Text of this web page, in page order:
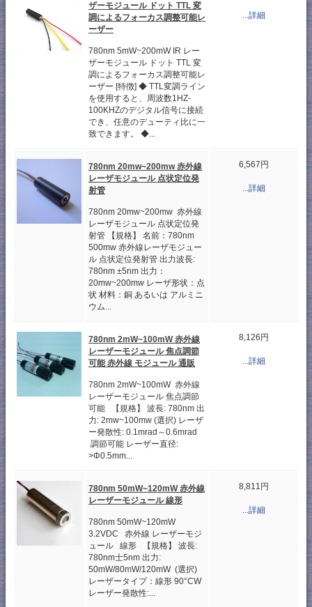
ザーモジュール ドット TTL 変
調によるフォーカス調整可能レ
ーザー
780nm 5mW~200mW IR レー
ザーモジュール ドット TTL 変
調によるフォーカス調整可能レ
ーザー [特徴] ◆ TTL変調ライン
を使用すると、周波数1HZ-
100KHZのデジタル信号に接続
でき、任意のデューティ比に一
致できます。 ◆...
...詳細
780nm 20mw~200mw 赤外線
レーザモジュール 点状定位発
射管
780nm 20mw~200mw 赤外線
レーザモジュール 点状定位発
射管 【規格】 名前：780nm
500mw 赤外線レーザモジュー
ル 点状定位発射管 出力波長:
780nm ±5nm 出力：
20mw~200mw レーザ形状：点
状 材料：銅 あるいは アルミニ
ウム...
6,567円
...詳細
780nm 2mW~100mW 赤外線
レーザーモジュール 焦点調節
可能 赤外線 モジュール 通販
780nm 2mW~100mW 赤外線
レーザーモジュール 焦点調節
可能 【規格】 波長: 780nm 出
力: 2mw~100mw (選択) レーザ
ー発散性: 0.1mrad～0.6mrad
調節可能 レーザー直径:
>Φ0.5mm...
8,126円
...詳細
780nm 50mW~120mW 赤外線
レーザーモジュール 線形
780nm 50mW~120mW
3.2VDC 赤外線 レーザーモジ
ュール 線形 【規格】 波長:
780nm士5nm 出力:
50mW/80mW/120mW (選択)
レーザータイプ：線形 90°CW
レーザー発散性:...
8,811円
...詳細